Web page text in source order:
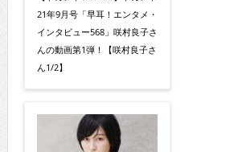
21年9月号「早耳！エンタメ・
インタビュー568」咲村良子さ
んの動画第1弾！【咲村良子さ
ん1/2】